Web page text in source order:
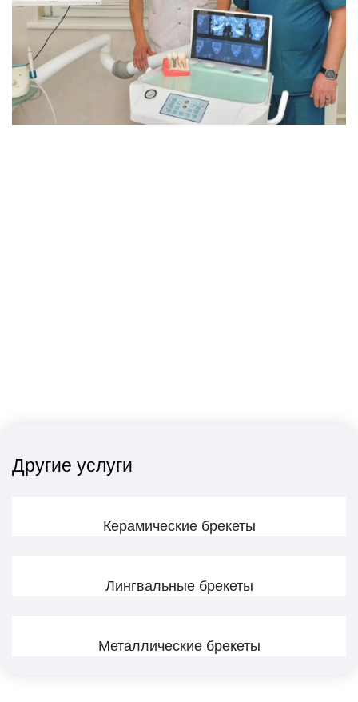
Другие услуги
Керамические брекеты
Лингвальные брекеты
Металлические брекеты